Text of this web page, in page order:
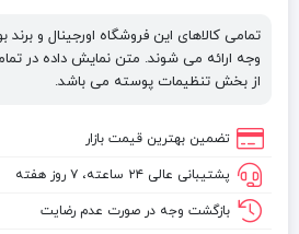
تمامی کالاهای این فروشگاه اورجینال و برند
وجه ارائه می شوند. متن نمایش داده در
از بخش تنظیمات پوسته می باشد.
تضمین بهترین قیمت بازار
پشتیبانی عالی ۲۴ ساعته، ۷ روز هفته
بازگشت وجه در صورت عدم رضایت